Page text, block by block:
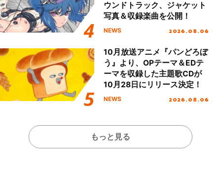
ウンドトラック、ジャケット
写真＆収録楽曲を公開！
NEWS 2026.08.06
10月放送アニメ『パンどろぼ
う』より、OPテーマ＆EDテ
ーマを収録した主題歌CDが
10月28日にリリース決定！
NEWS 2026.08.06
もっと見る